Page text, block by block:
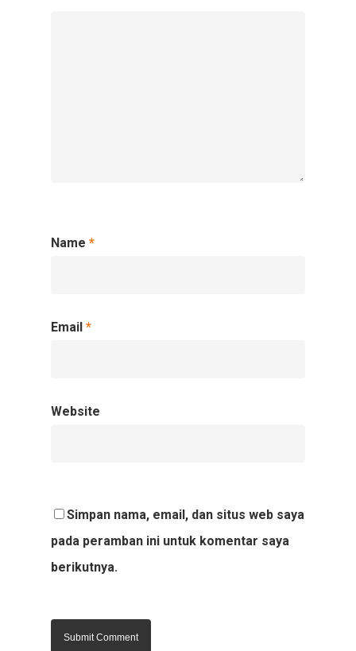
Name *
Email *
Website
Simpan nama, email, dan situs web saya
pada peramban ini untuk komentar saya
berikutnya.